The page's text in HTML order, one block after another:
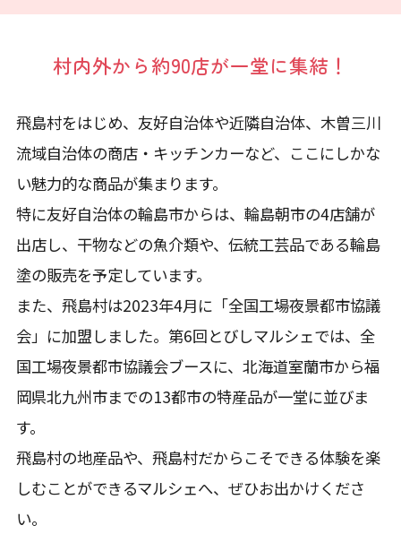
村内外から約90店が一堂に集結！
飛島村をはじめ、友好自治体や近隣自治体、木曽三川
流域自治体の商店・キッチンカーなど、ここにしかな
い魅力的な商品が集まります。
特に友好自治体の輪島市からは、輪島朝市の4店舗が
出店し、干物などの魚介類や、伝統工芸品である輪島
塗の販売を予定しています。
また、飛島村は2023年4月に「全国工場夜景都市協議
会」に加盟しました。第6回とびしマルシェでは、全
国工場夜景都市協議会ブースに、北海道室蘭市から福
岡県北九州市までの13都市の特産品が一堂に並びま
す。
飛島村の地産品や、飛島村だからこそできる体験を楽
しむことができるマルシェへ、ぜひお出かけくださ
い。